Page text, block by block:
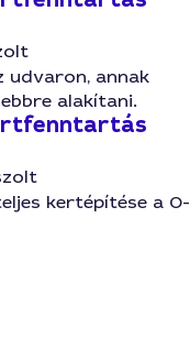
udvaron, annak
alakítani.
kertépítése a 0-